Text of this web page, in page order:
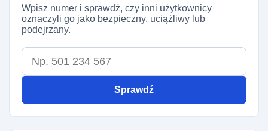
Wpisz numer i sprawdź, czy inni użytkownicy
oznaczyli go jako bezpieczny, uciążliwy lub
podejrzany.
Numer telefonu
Sprawdź